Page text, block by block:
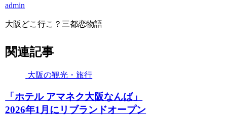
admin
大阪どこ行こ？三都恋物語
関連記事
大阪の観光・旅行
「ホテル アマネク大阪なんば」
2026年1月にリブランドオープン